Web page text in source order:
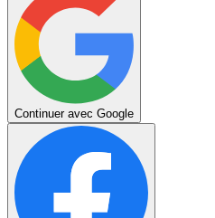
Continuer avec Google